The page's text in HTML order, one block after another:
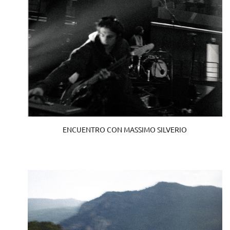
ENCUENTRO CON MASSIMO SILVERIO